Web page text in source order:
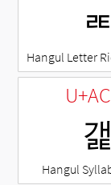
ㄾ
Hangul Letter
갩
Hangul